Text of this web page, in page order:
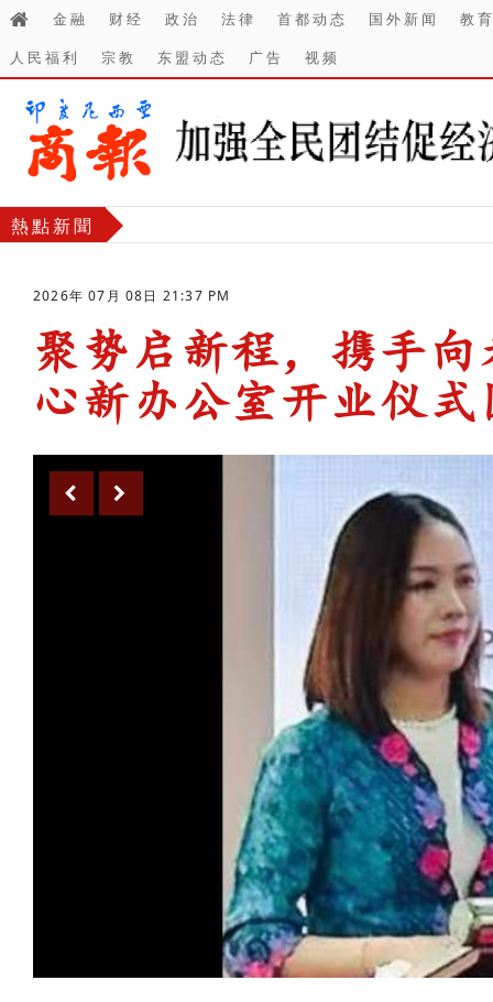
金融 财经 政治 法律 首都动态 国外新闻
教
人民福利
宗教 东盟动态 广告 视频
熱點新聞
2026年 07月 08日 21:37 PM
聚势启新程，携手
心新办公室开业仪式